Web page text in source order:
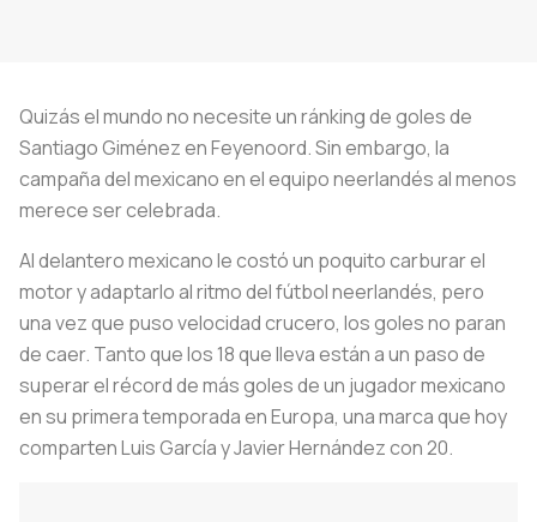
Quizás el mundo no necesite un ránking de goles de
Santiago Giménez en Feyenoord. Sin embargo, la
campaña del mexicano en el equipo neerlandés al menos
merece ser celebrada.
Al delantero mexicano le costó un poquito carburar el
motor y adaptarlo al ritmo del fútbol neerlandés, pero
una vez que puso velocidad crucero, los goles no paran
de caer. Tanto que los 18 que lleva están a un paso de
superar el récord de más goles de un jugador mexicano
en su primera temporada en Europa, una marca que hoy
comparten Luis García y Javier Hernández con 20.